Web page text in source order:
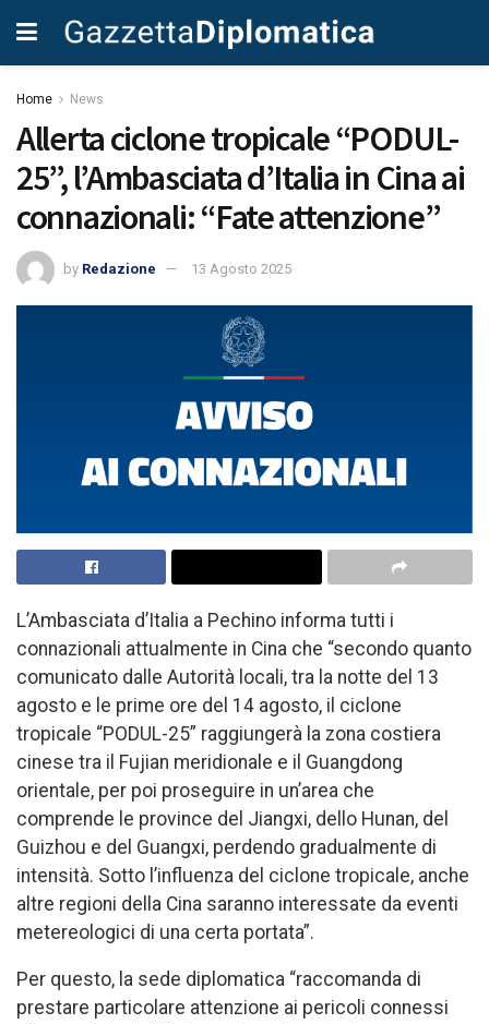
Home News
Allerta ciclone tropicale “PODUL-
25”, l’Ambasciata d’Italia in Cina ai
connazionali: “Fate attenzione”
by Redazione 13 Agosto 2025
L’Ambasciata d’Italia a Pechino informa tutti i
connazionali attualmente in Cina che “secondo quanto
comunicato dalle Autorità locali, tra la notte del 13
agosto e le prime ore del 14 agosto, il ciclone
tropicale “PODUL-25” raggiungerà la zona costiera
cinese tra il Fujian meridionale e il Guangdong
orientale, per poi proseguire in un’area che
comprende le province del Jiangxi, dello Hunan, del
Guizhou e del Guangxi, perdendo gradualmente di
intensità. Sotto l’influenza del ciclone tropicale, anche
altre regioni della Cina saranno interessate da eventi
metereologici di una certa portata”.
Per questo, la sede diplomatica “raccomanda di
prestare particolare attenzione ai pericoli connessi